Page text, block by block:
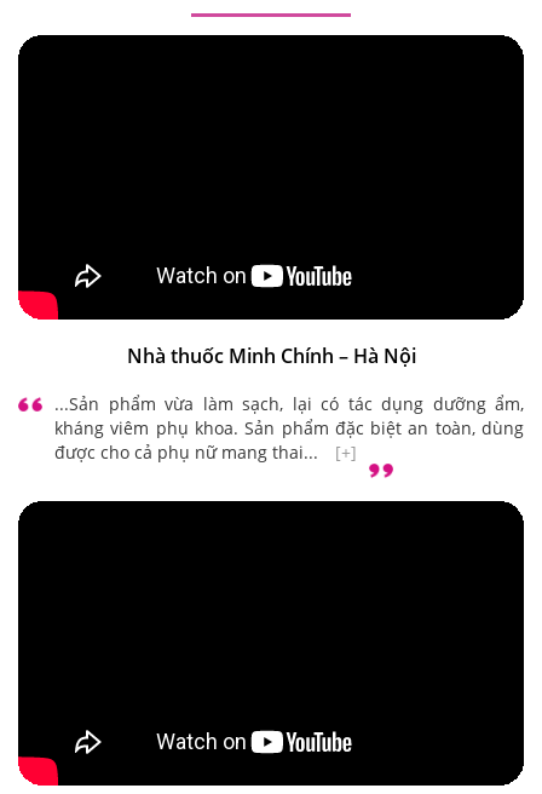
Nhà thuốc Minh Chính – Hà Nội
...Sản phẩm vừa làm sạch, lại có tác dụng dưỡng ẩm,
kháng viêm phụ khoa. Sản phẩm đặc biệt an toàn, dùng
được cho cả phụ nữ mang thai...
[+]